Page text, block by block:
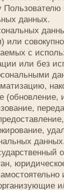
любая информация,
к определенному
веб-сайта
для
данные, доступ
которым предоставлен
путем дачи
данных,
данных
предусмотренном
(далее —
для
веб-
данных —
лицу или
данных —
на раскрытие